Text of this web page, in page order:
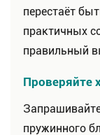
перестаёт
практичных
правильный
Проверяйте
пружинного